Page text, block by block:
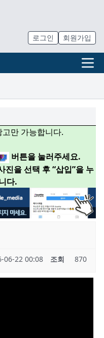
로그인 회원가입
만 가능합니다.
버튼을 눌러주세요.
진을 선택 후 “삽입”을 누
다.
06-22 00:08 조회 870